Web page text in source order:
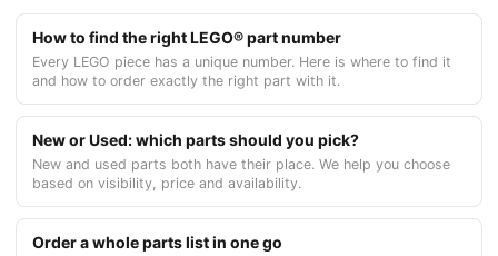
How to find the right LEGO® part number
Every LEGO piece has a unique number. Here is where to find it
and how to order exactly the right part with it.
New or Used: which parts should you pick?
New and used parts both have their place. We help you choose
based on visibility, price and availability.
Order a whole parts list in one go